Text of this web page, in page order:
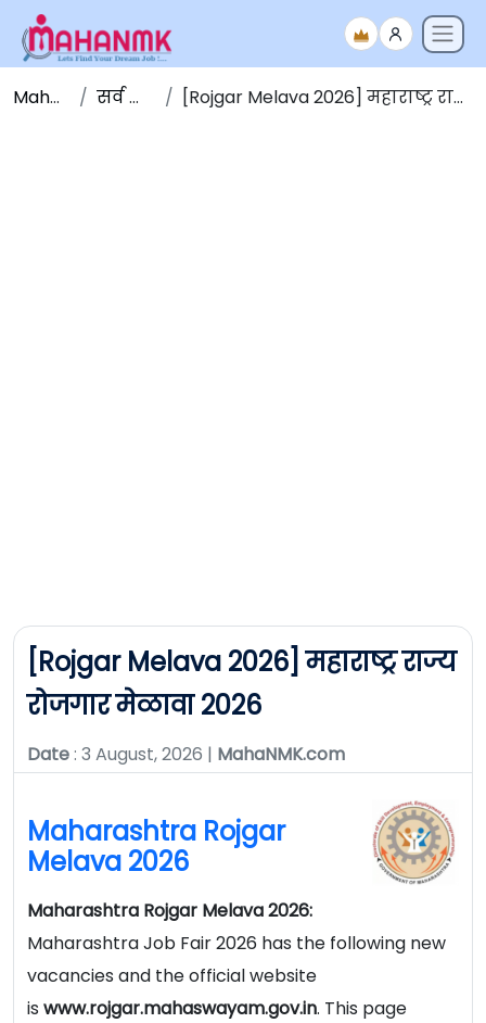
Maha NMK सर्व जाहिराती [Rojgar Melava 2026] महाराष्ट्र राज्य रोजगार मेळावा 2026
[Rojgar Melava 2026] महाराष्ट्र राज्य
रोजगार मेळावा 2026
Date: 3 August, 2026 | MahaNMK.com
Maharashtra Rojgar
Melava 2026
Maharashtra Rojgar Melava 2026:
Maharashtra Job Fair 2026 has the following new
vacancies and the official website
is www.rojgar.mahaswayam.gov.in. This page